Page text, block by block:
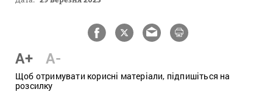
A+ A-
Щоб отримувати корисні матеріали, підпишіться на
розсилку